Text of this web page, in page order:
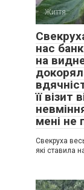
Життя
нас
на
її візит
мені не
Свекруха
які ставила